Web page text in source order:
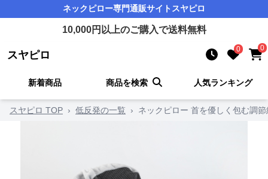
ネックピロー専門通販サイト スヤピロ
10,000円以上のご購入で送料無料
スヤピロ 0 0
新着商品 商品を検索 人気ランキング
スヤピロ TOP › 低反発の一覧 › ネックピロー 首を優しく包む調